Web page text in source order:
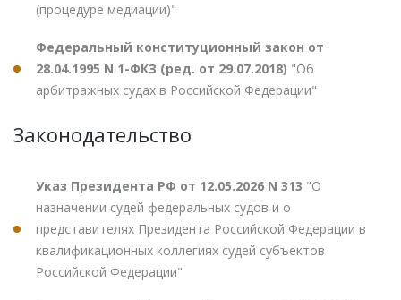
(процедуре медиации)"
Федеральный конституционный закон от
28.04.1995 N 1-ФКЗ (ред. от 29.07.2018) "Об
арбитражных судах в Российской Федерации"
Законодательство
Указ Президента РФ от 12.05.2026 N 313 "О
назначении судей федеральных судов и о
представителях Президента Российской Федерации в
квалификационных коллегиях судей субъектов
Российской Федерации"